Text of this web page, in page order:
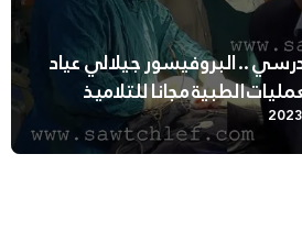
.. البروفيسور جيلالي عياد
الطبية مجانا للتلاميذ